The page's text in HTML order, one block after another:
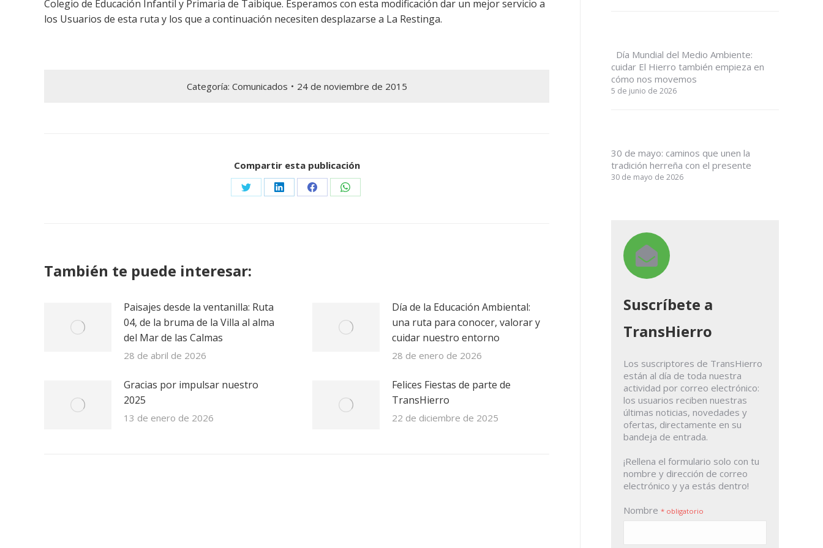
Colegio de Educación Infantil y Primaria de Taibique. Esperamos con esta modificación dar un mejor servicio a
los Usuarios de esta ruta y los que a continuación necesiten desplazarse a La Restinga.
Categoría: Comunicados 24 de noviembre de 2015
Compartir esta publicación
Share Share Share Share
También te puede interesar:
Paisajes desde la ventanilla: Ruta
04, de la bruma de la Villa al alma
del Mar de las Calmas
28 de abril de 2026
Día de la Educación Ambiental:
una ruta para conocer, valorar y
cuidar nuestro entorno
28 de enero de 2026
Gracias por impulsar nuestro
2025
13 de enero de 2026
Felices Fiestas de parte de
TransHierro
22 de diciembre de 2025
Día Mundial del Medio Ambiente:
cuidar El Hierro también empieza en
cómo nos movemos
5 de junio de 2026
30 de mayo: caminos que unen la
tradición herreña con el presente
30 de mayo de 2026
Suscríbete a
TransHierro
Los suscriptores de TransHierro
están al día de toda nuestra
actividad por correo electrónico:
los usuarios reciben nuestras
últimas noticias, novedades y
ofertas, directamente en su
bandeja de entrada.
¡Rellena el formulario solo con tu
nombre y dirección de correo
electrónico y ya estás dentro!
Nombre * obligatorio